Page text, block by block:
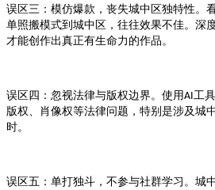
误区三：模仿爆款，丧失城中区独特性。
单照搬模式到 城中区 ，往往效果不佳。深
才能创作出真正有生命力的作品。
误区四：忽视法律与版权边界。使用AI 工
版权、肖像权等法律问题，特别是涉及城
时。
误区五：单打独斗，不参与社群学习。 城